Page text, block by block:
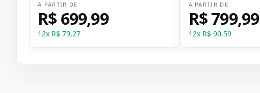
A PARTIR DE
R$ 699,99
12x R$ 79,27
A PARTIR DE
R$ 799,99
12x R$ 90,59